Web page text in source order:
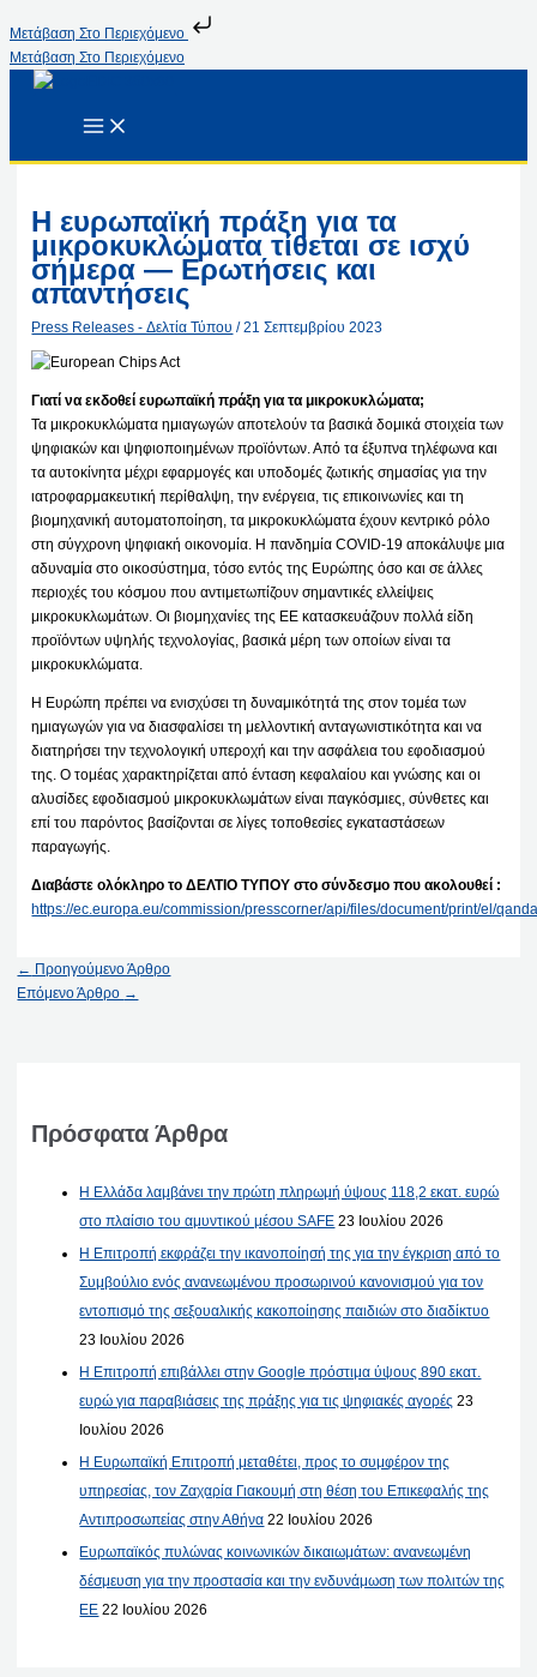
Μετάβαση Στο Περιεχόμενο
Μετάβαση Στο Περιεχόμενο
Η ευρωπαϊκή πράξη για τα
μικροκυκλώματα τίθεται σε ισχύ
σήμερα — Ερωτήσεις και
απαντήσεις
Press Releases - Δελτία Τύπου /21 Σεπτεμβρίου 2023
Γιατί να εκδοθεί ευρωπαϊκή πράξη για τα μικροκυκλώματα;
Τα μικροκυκλώματα ημιαγωγών αποτελούν τα βασικά δομικά στοιχεία των
ψηφιακών και ψηφιοποιημένων προϊόντων. Από τα έξυπνα τηλέφωνα και
τα αυτοκίνητα μέχρι εφαρμογές και υποδομές ζωτικής σημασίας για την
ιατροφαρμακευτική περίθαλψη, την ενέργεια, τις επικοινωνίες και τη
βιομηχανική αυτοματοποίηση, τα μικροκυκλώματα έχουν κεντρικό ρόλο
στη σύγχρονη ψηφιακή οικονομία. Η πανδημία COVID-19 αποκάλυψε μια
αδυναμία στο οικοσύστημα, τόσο εντός της Ευρώπης όσο και σε άλλες
περιοχές του κόσμου που αντιμετωπίζουν σημαντικές ελλείψεις
μικροκυκλωμάτων. Οι βιομηχανίες της ΕΕ κατασκευάζουν πολλά είδη
προϊόντων υψηλής τεχνολογίας, βασικά μέρη των οποίων είναι τα
μικροκυκλώματα.
Η Ευρώπη πρέπει να ενισχύσει τη δυναμικότητά της στον τομέα των
ημιαγωγών για να διασφαλίσει τη μελλοντική ανταγωνιστικότητα και να
διατηρήσει την τεχνολογική υπεροχή και την ασφάλεια του εφοδιασμού
της. Ο τομέας χαρακτηρίζεται από ένταση κεφαλαίου και γνώσης και οι
αλυσίδες εφοδιασμού μικροκυκλωμάτων είναι παγκόσμιες, σύνθετες και
επί του παρόντος βασίζονται σε λίγες τοποθεσίες εγκαταστάσεων
παραγωγής.
Διαβάστε ολόκληρο το ΔΕΛΤΙΟ ΤΥΠΟΥ στο σύνδεσμο που ακολουθεί :
https://ec.europa.eu/commission/presscorner/api/files/document/print/el/
← Προηγούμενο Άρθρο
Επόμενο Άρθρο →
Πρόσφατα Άρθρα
Η Ελλάδα λαμβάνει την πρώτη πληρωμή ύψους 118,2 εκατ. ευρώ
στο πλαίσιο του αμυντικού μέσου SAFE 23 Ιουλίου 2026
Η Επιτροπή εκφράζει την ικανοποίησή της για την έγκριση από το
Συμβούλιο ενός ανανεωμένου προσωρινού κανονισμού για τον
εντοπισμό της σεξουαλικής κακοποίησης παιδιών στο διαδίκτυο
23 Ιουλίου 2026
Η Επιτροπή επιβάλλει στην Google πρόστιμα ύψους 890 εκατ.
ευρώ για παραβιάσεις της πράξης για τις ψηφιακές αγορές 23
Ιουλίου 2026
Η Ευρωπαϊκή Επιτροπή μεταθέτει, προς το συμφέρον της
υπηρεσίας, τον Ζαχαρία Γιακουμή στη θέση του Επικεφαλής της
Αντιπροσωπείας στην Αθήνα 22 Ιουλίου 2026
Ευρωπαϊκός πυλώνας κοινωνικών δικαιωμάτων: ανανεωμένη
δέσμευση για την προστασία και την ενδυνάμωση των πολιτών της
ΕΕ 22 Ιουλίου 2026